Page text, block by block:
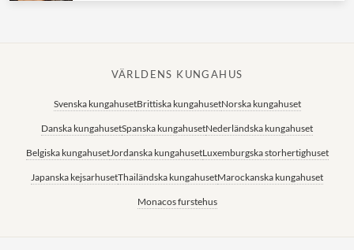
VÄRLDENS KUNGAHUS
Svenska kungahusetBrittiska kungahusetNorska kungahuset
Danska kungahusetSpanska kungahusetNederländska kungahuset
Belgiska kungahusetJordanska kungahusetLuxemburgska storhertighuset
Japanska kejsarhusetThailändska kungahusetMarockanska kungahuset
Monacos furstehus